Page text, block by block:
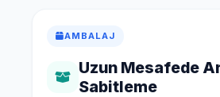
AMBALAJ
Uzun Mesafede
Sabitleme